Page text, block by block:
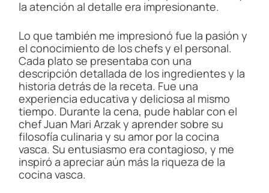
la atención al detalle era impresionante.
Lo que también me impresionó fue la pasión y
el conocimiento de los chefs y el personal.
Cada plato se presentaba con una
descripción detallada de los ingredientes y la
historia detrás de la receta. Fue una
experiencia educativa y deliciosa al mismo
tiempo. Durante la cena, pude hablar con el
chef Juan Mari Arzak y aprender sobre su
filosofía culinaria y su amor por la cocina
vasca. Su entusiasmo era contagioso, y me
inspiró a apreciar aún más la riqueza de la
cocina vasca.